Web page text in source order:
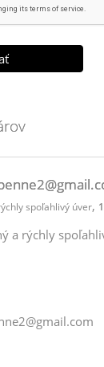
spoľahlivý úver,
a rýchly